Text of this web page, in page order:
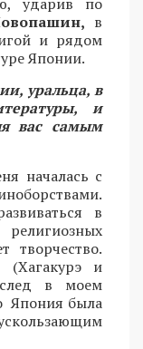
в
и рядом
Японии.
уральца, в
и
вас самым
началась с
в
творчество.
(Хагакурэ и
след в моем
Япония была